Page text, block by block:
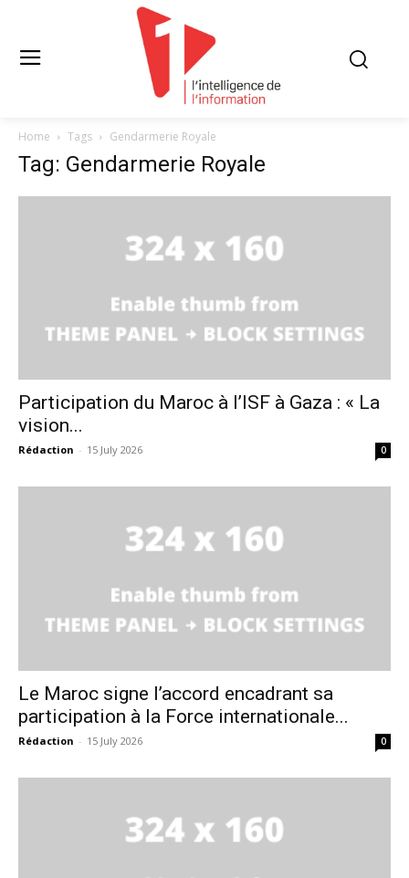
Home Tags Gendarmerie Royale
Tag: Gendarmerie Royale
Participation du Maroc à l’ISF à Gaza : « La
vision...
Rédaction - 15 July 2026 0
Le Maroc signe l’accord encadrant sa
participation à la Force internationale...
Rédaction - 15 July 2026 0